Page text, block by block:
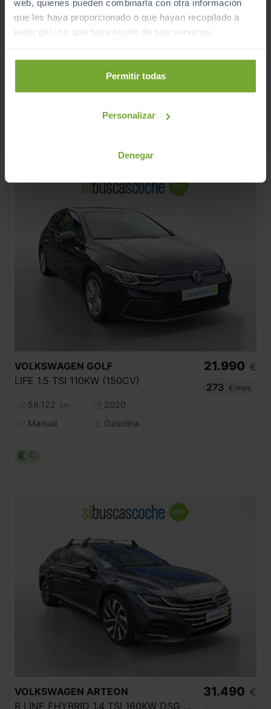
web, quienes pueden combinarla con otra información
que les haya proporcionado o que hayan recopilado a
partir del uso que haya hecho de sus servicios.
Permitir todas
Personalizar
Denegar
2021
797 €/mes
VOLKSWAGEN GOLF
LIFE 1.5 TSI 110KW (150CV)
58.122 km
2020
Manual
Gasolina
21.990 €
273
€/mes
C
VOLKSWAGEN ARTEON
R LINE EHYBRID 1.4 TSI 160KW DSG S BRAKE
31.490 €